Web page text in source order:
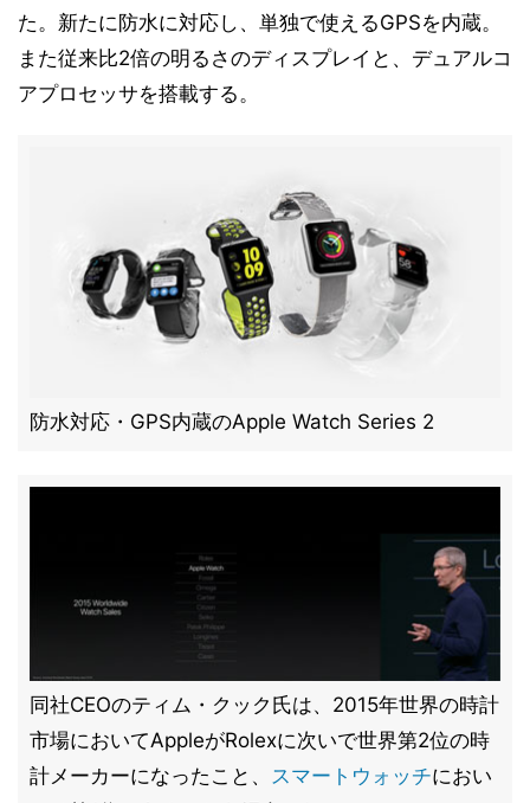
た。新たに防水に対応し、単独で使えるGPSを内蔵。
また従来比2倍の明るさのディスプレイと、デュアルコ
アプロセッサを搭載する。
防水対応・GPS内蔵のApple Watch Series 2
同社CEOのティム・クック氏は、2015年世界の時計
市場においてAppleがRolexに次いで世界第2位の時
計メーカーになったこと、 スマートウォッチにおい